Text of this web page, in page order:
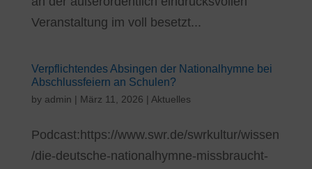
Veranstaltung im voll besetzt...
Verpflichtendes Absingen der Nationalhymne bei
Abschlussfeiern an Schulen?
by admin | März 11, 2026 | Aktuelles
Podcast:https://www.swr.de/swrkultur/wissen
/die-deutsche-nationalhymne-missbraucht-